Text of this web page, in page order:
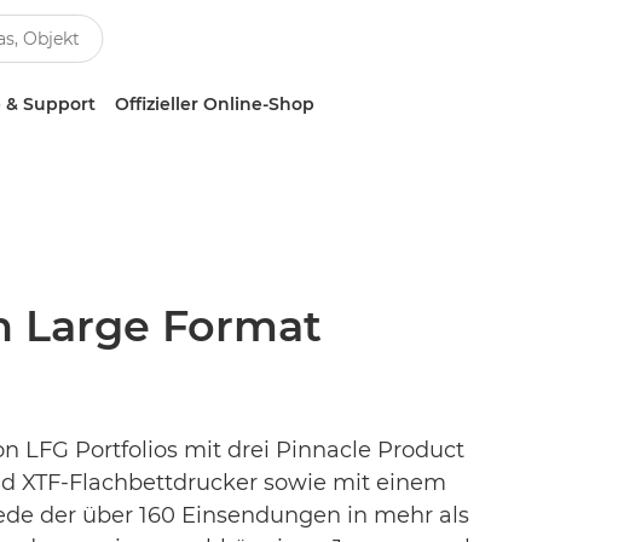
& Support Offizieller Online-Shop
Large Format
LFG Portfolios mit drei Pinnacle Product
XTF-Flachbettdrucker sowie mit einem
der über 160 Einsendungen in mehr als